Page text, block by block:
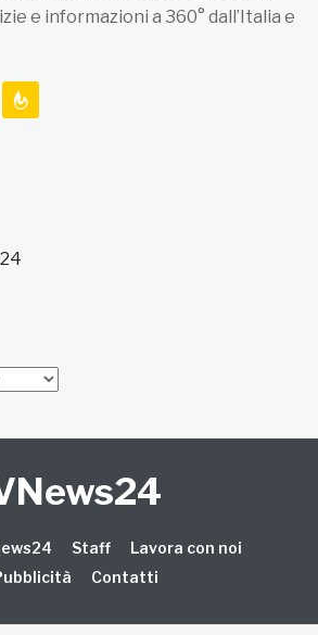
e informazioni a 360° dall’Italia e
feedburner
Staff
Lavora con noi
Contatti